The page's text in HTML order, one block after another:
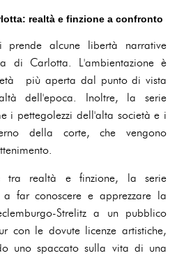
realtà e finzione a confronto
alcune libertà narrative
di Carlotta. L'ambientazione è
più aperta dal punto di vista
dell'epoca. Inoltre, la serie
i pettegolezzi dell'alta società e i
della corte, che vengono
tra realtà e finzione, la serie
far conoscere e apprezzare la
Strelitz a un pubblico
con le dovute licenze artistiche,
uno spaccato sulla vita di una